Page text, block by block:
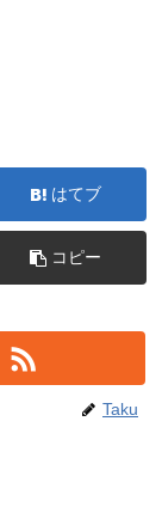
はてブ
コピー
Taku